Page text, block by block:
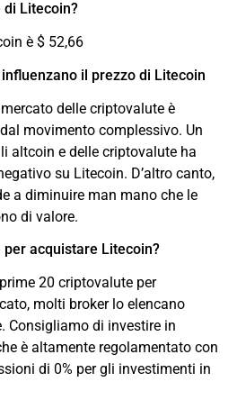
di Litecoin?
è $ 52,66
il prezzo di Litecoin
delle criptovalute è
movimento complessivo. Un
altcoin e delle criptovalute ha
su Litecoin. D’altro canto,
a diminuire man mano che le
di valore.
acquistare Litecoin?
20 criptovalute per
molti broker lo elencano
Consigliamo di investire in
è altamente regolamentato con
di 0% per gli investimenti in